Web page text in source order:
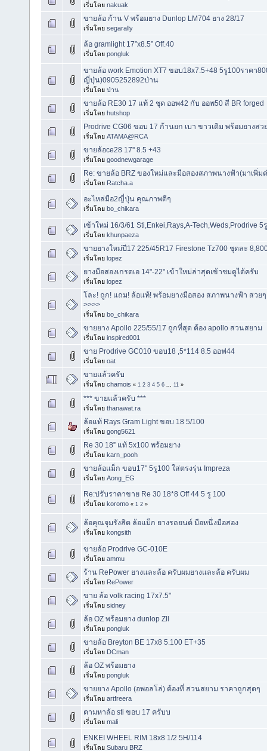
เริ่มโดย nakuak
ขายล้อ ก้าน V พร้อมยาง Dunlop LM704 ยาง 28/17
เริ่มโดย segarally
ล้อ gramlight 17”x8.5” Off.40
เริ่มโดย pongluk
ขายล้อ work Emotion XT7 ขอบ18x7.5+48 5รู100ราคา
ญี่ปุ่น)0905252892ป่าน
เริ่มโดย ป่าน
ขายล้อ RE30 17 แท้ 2 ชุด ออพ42 กับ ออพ50 สี BR forged
เริ่มโดย hutshop
Prodrive CG06 ขอบ 17 ก้านยก เบา ขาวเดิม พร้อมยางสว
เริ่มโดย ATAMA@RCA
ขายล้อce28 17'' 8.5 +43
เริ่มโดย goodnewgarage
Re: ขายล้อ BRZ ของใหม่และมือสองสภาพนางฟ้า(มาเพิ่ม
เริ่มโดย Ratcha.a
อะไหล่มือ2ญี่ปุ่น คุณภาพดีๆ
เริ่มโดย bo_chikara
เข้าใหม่ 16/3/61 Sti,Enkei,Rays,A-Tech,Weds,Prodrive
เริ่มโดย khunpaeza
ขายยางใหม่ปี17 225/45R17 Firestone Tz700 ชุดละ
เริ่มโดย lopez
ยางมือสองเกรดเอ 14"-22" เข้าใหม่ล่าสุดเข้าชมดูได้ครับ
เริ่มโดย lopez
โละ! ถูก! แถม! ล้อแท้! พร้อมยางมือสอง สภาพนางฟ้า สวยๆ
>>>>
เริ่มโดย bo_chikara
ขายยาง Apollo 225/55/17 ถูกที่สุด ต้อง apollo สวนสยาม
เริ่มโดย inspired001
ขาย Prodrive GC010 ขอบ18 ,5*114 8.5 ออฟ44
เริ่มโดย oat
ขายแล้วครับ
เริ่มโดย chamois « 1 2 3 4 5 6 11 »
*** ขายแล้วครับ ***
เริ่มโดย thanawat.ra
ล้อแท้ Rays Gram Light ขอบ 18 5/100
เริ่มโดย gong5621
Re 30 18” แท้ 5x100 พร้อมยาง
เริ่มโดย karn_pooh
ขายล้อแม็ก ขอบ17" 5รู100 ใส่ตรงรุ่น Impreza
เริ่มโดย Aong_EG
Re:ปรับราคาขาย Re 30 18*8 Off 44 5 รู 100
เริ่มโดย koromo « 1 2 »
ล้อคุณจุมรังสิต ล้อแม็ก ยางรถยนต์ มือหนึ่งมือสอง
เริ่มโดย kongsith
ขายล้อ Prodrive GC-010E
เริ่มโดย ammu
ร้าน RePower ยางและล้อ ครับผมยางและล้อ ครับผม
เริ่มโดย RePower
ขาย ล้อ volk racing 17x7.5"
เริ่มโดย sidney
ล้อ OZ พร้อมยาง dunlop Zll
เริ่มโดย pongluk
ขายล้อ Breyton BE 17x8 5.100 ET+35
เริ่มโดย DCman
ล้อ OZ พร้อมยาง
เริ่มโดย pongluk
ขายยาง Apollo (อพอลโล่) ต้องที่ สวนสยาม ราคาถูกสุดๆ
เริ่มโดย artfreera
ตามหาล้อ sti ขอบ 17 ครับบ
เริ่มโดย mali
ENKEI WHEEL RIM 18x8 1/2 5H/114
เริ่มโดย Subaru BRZ